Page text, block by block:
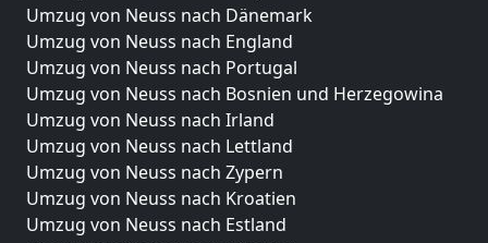
Umzug von Neuss nach Dänemark
Umzug von Neuss nach England
Umzug von Neuss nach Portugal
Umzug von Neuss nach Bosnien und Herzegowina
Umzug von Neuss nach Irland
Umzug von Neuss nach Lettland
Umzug von Neuss nach Zypern
Umzug von Neuss nach Kroatien
Umzug von Neuss nach Estland